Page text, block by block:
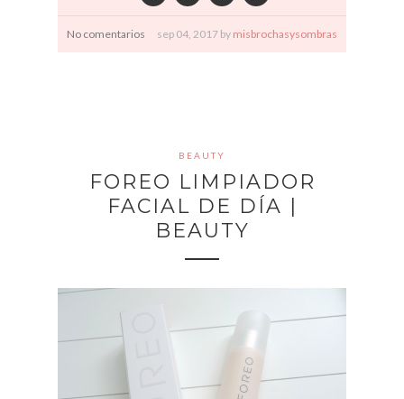
No comentarios sep 04, 2017 by misbrochasysombras
BEAUTY
FOREO LIMPIADOR
FACIAL DE DÍA |
BEAUTY